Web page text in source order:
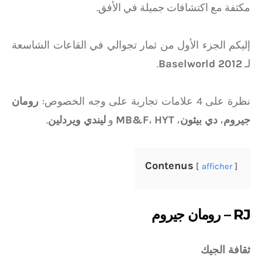
مكثفة مع اكتشافات جميلة في الأفق.
إليكم الجزء الأول من ثمار تجوالي في القاعات الشاسعة
لـBaselworld 2012
.
نظرة على 4 علامات تجارية على وجه الخصوص:
رومان
جيروم، دي بيثون، MB&F، HYT و ليندي ويردلين.
Contenus afficher
RJ – رومان جيروم
ثقافة الجيك